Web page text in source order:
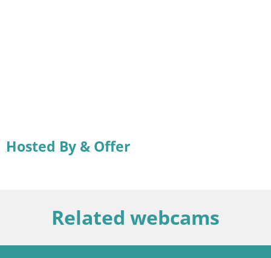
Hosted By & Offer
Related webcams